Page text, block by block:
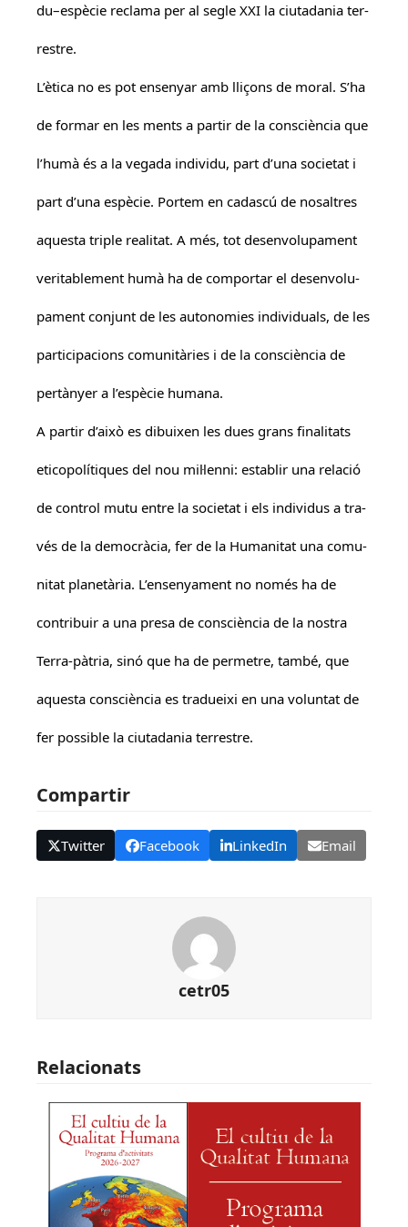
du–espècie reclama per al segle XXI la ciutadania ter-
restre.
L’ètica no es pot ensenyar amb lliçons de moral. S’ha
de formar en les ments a partir de la consciència que
l’humà és a la vegada individu, part d’una societat i
part d’una espècie. Portem en cadascú de nosaltres
aquesta triple realitat. A més, tot desenvolupament
veritablement humà ha de comportar el desenvolu-
pament conjunt de les autonomies individuals, de les
participacions comunitàries i de la consciència de
pertànyer a l’espècie humana.
A partir d’això es dibuixen les dues grans finalitats
eticopolítiques del nou mil·lenni: establir una relació
de control mutu entre la societat i els individus a tra-
vés de la democràcia, fer de la Humanitat una comu-
nitat planetària. L’ensenyament no només ha de
contribuir a una presa de consciència de la nostra
Terra-pàtria, sinó que ha de permetre, també, que
aquesta consciència es tradueixi en una voluntat de
fer possible la ciutadania terrestre.
Compartir
Twitter Facebook LinkedIn Email
cetr05
Relacionats